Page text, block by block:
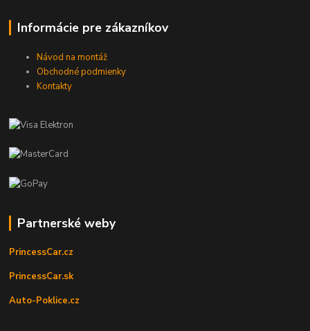
Informácie pre zákazníkov
Návod na montáž
Obchodné podmienky
Kontakty
Partnerské weby
PrincessCar.cz
PrincessCar.sk
Auto-Poklice.cz